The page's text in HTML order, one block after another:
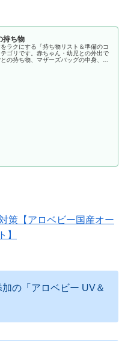
持ち物
ラクにする「持ち物リスト＆準備のコ
ゴリです。赤ちゃん・幼児との外出で
の持ち物、マザーズバッグの中身、あ
策【アロベビー国産オー
】
の「アロベビー UV＆